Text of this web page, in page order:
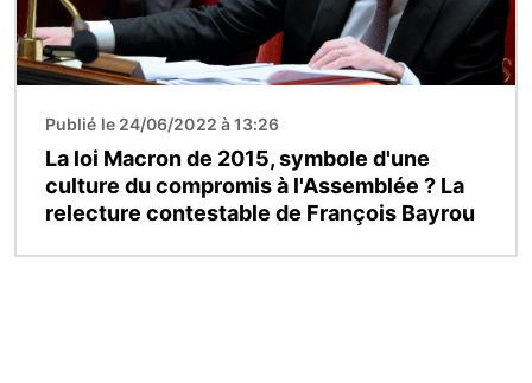
Publié le 24/06/2022 à 13:26
La loi Macron de 2015, symbole d'une
culture du compromis à l'Assemblée ? La
relecture contestable de François Bayrou